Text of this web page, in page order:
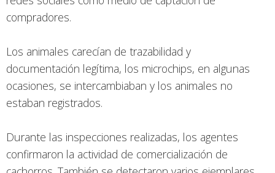
compradores.
Los animales carecían de trazabilidad y
documentación legítima, los microchips, en algunas
ocasiones, se intercambiaban y los animales no
estaban registrados.
Durante las inspecciones realizadas, los agentes
confirmaron la actividad de comercialización de